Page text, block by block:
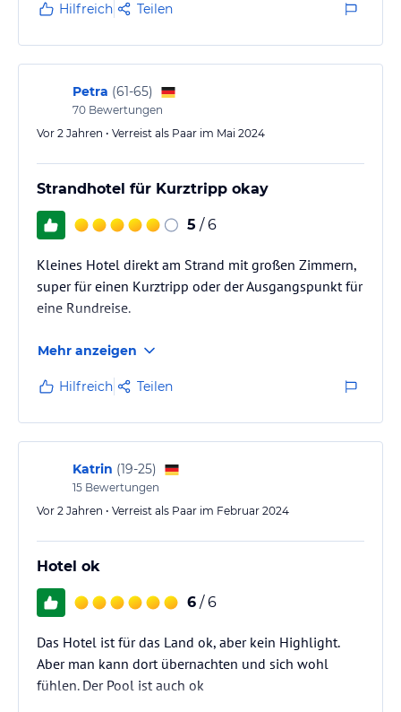
Hilfreich Teilen
Petra (61-65)
70 Bewertungen
Vor 2 Jahren • Verreist als Paar im Mai 2024
Strandhotel für Kurztripp okay
5 / 6
Kleines Hotel direkt am Strand mit großen Zimmern,
super für einen Kurztripp oder der Ausgangspunkt für
eine Rundreise.
Mehr anzeigen
Hilfreich Teilen
Katrin (19-25)
15 Bewertungen
Vor 2 Jahren • Verreist als Paar im Februar 2024
Hotel ok
6 / 6
Das Hotel ist für das Land ok, aber kein Highlight.
Aber man kann dort übernachten und sich wohl
fühlen. Der Pool ist auch ok